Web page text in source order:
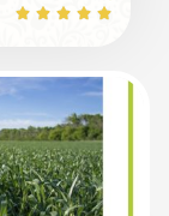




